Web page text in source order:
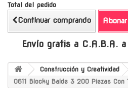
Total del pedido
Continuar comprando Abonar
Envío gratis a C.A.B.A.
Construcción y Creatividad
0611 Blocky Balde 3 200 Piezas Con